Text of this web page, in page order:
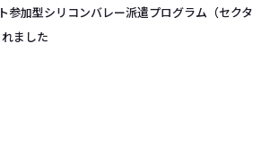
参加型シリコンバレー派遣プログラム（セクタ
ました